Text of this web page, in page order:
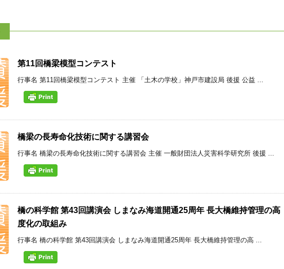
第11回橋梁模型コンテスト
行事名 第11回橋梁模型コンテスト 主催 「土木の学校」神戸市建設局 後援 公益 ...
橋梁の長寿命化技術に関する講習会
行事名 橋梁の長寿命化技術に関する講習会 主催 一般財団法人災害科学研究所 後援 ...
橋の科学館 第43回講演会 しまなみ海道開通25周年 長大橋維持管理の高
度化の取組み
行事名 橋の科学館 第43回講演会 しまなみ海道開通25周年 長大橋維持管理の高 ...